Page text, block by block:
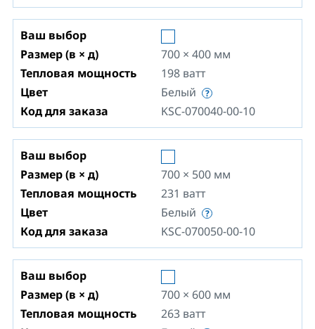
Ваш выбор
Размер (в × д)
700 × 400 мм
Тепловая мощность
198 ватт
Цвет
Белый
Код для заказа
KSC-070040-00-10
Ваш выбор
Размер (в × д)
700 × 500 мм
Тепловая мощность
231 ватт
Цвет
Белый
Код для заказа
KSC-070050-00-10
Ваш выбор
Размер (в × д)
700 × 600 мм
Тепловая мощность
263 ватт